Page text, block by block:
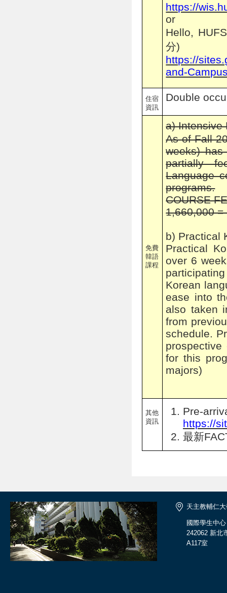
https://
or
Hello,
分)
https://
and-
住宿
資訊
Double
免費
韓語
課程
a) Intensive
As of Fall
weeks)
partially
Language
programs.
COURSE
1,660,000 =
b) Practical
Practical
over 6
Korean
ease into
also taken
from
schedule.
for this
majors)
其他
資訊
Pre-
https://
最新
天主教輔仁
國際學生中心
242062 新北
A117室